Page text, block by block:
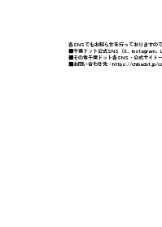
各SNSでもお知らせを行っておりますの
■千葉ドット公式SNS（X、 Instagram、
■その他千葉ドット各SNS・公式サイト
■お問い合わせ先： https://chibadot.jp/